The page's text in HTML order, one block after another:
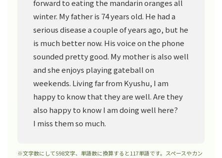
forward to eating the mandarin oranges all
winter. My father is 74 years old. He had a
serious disease a couple of years ago, but he
is much better now. His voice on the phone
sounded pretty good. My mother is also well
and she enjoys playing gateball on
weekends. Living far from Kyushu, I am
happy to know that they are well. Are they
also happy to know I am doing well here?
I miss them so much.
※文字数にして598文字、単語数に換算すると117単語です。スペースやカン